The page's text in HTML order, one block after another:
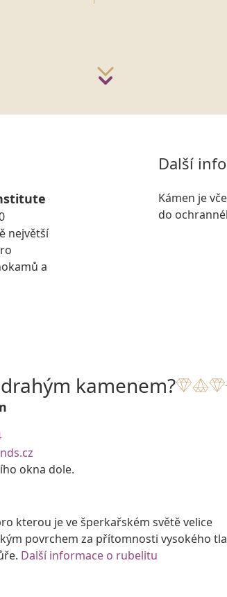
největší
a
Další
Kámen je
do
kamenem?
okna dole.
kterou je ve šperkařském světě velice
povrchem za přítomnosti vysokého
Další informace o rubelitu